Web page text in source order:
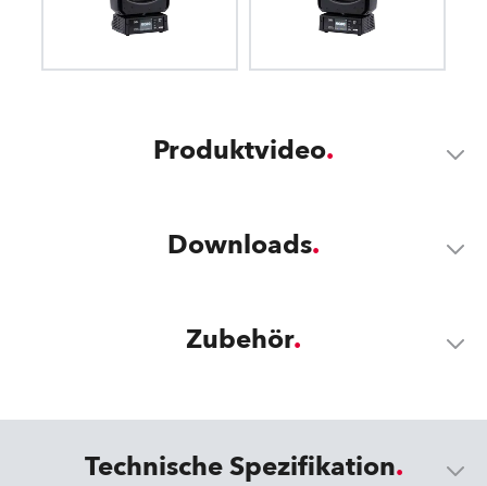
Produktvideo
Downloads
Zubehör
Technische Spezifikation